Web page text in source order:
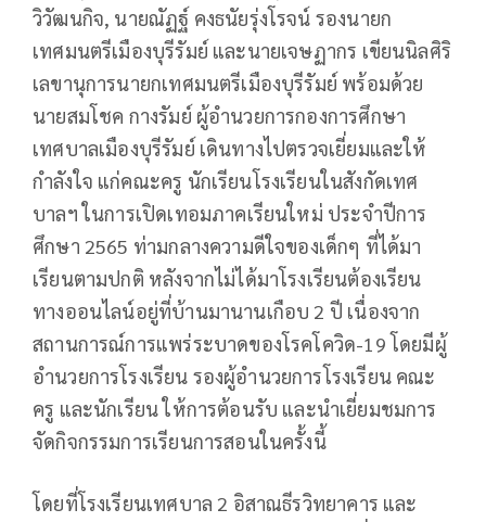
วิวัฒนกิจ, นายณัฏฐ์ คงธนัยรุ่งโรจน์ รองนายก
เทศมนตรีเมืองบุรีรัมย์ และนายเจษฏากร เขียนนิลศิริ
เลขานุการนายกเทศมนตรีเมืองบุรีรัมย์ พร้อมด้วย
นายสมโชค กางรัมย์ ผู้อำนวยการกองการศึกษา
เทศบาลเมืองบุรีรัมย์ เดินทางไปตรวจเยี่ยมและให้
กำลังใจ แก่คณะครู นักเรียนโรงเรียนในสังกัดเทศ
บาลฯ ในการเปิดเทอมภาคเรียนใหม่ ประจำปีการ
ศึกษา 2565 ท่ามกลางความดีใจของเด็กๆ ที่ได้มา
เรียนตามปกติ หลังจากไม่ได้มาโรงเรียนต้องเรียน
ทางออนไลน์อยู่ที่บ้านมานานเกือบ 2 ปี เนื่องจาก
สถานการณ์การแพร่ระบาดของโรคโควิด-19 โดยมีผู้
อำนวยการโรงเรียน รองผู้อำนวยการโรงเรียน คณะ
ครู และนักเรียน ให้การต้อนรับ และนำเยี่ยมชมการ
จัดกิจกรรมการเรียนการสอนในครั้งนี้
โดยที่โรงเรียนเทศบาล 2 อิสาณธีรวิทยาคาร และ